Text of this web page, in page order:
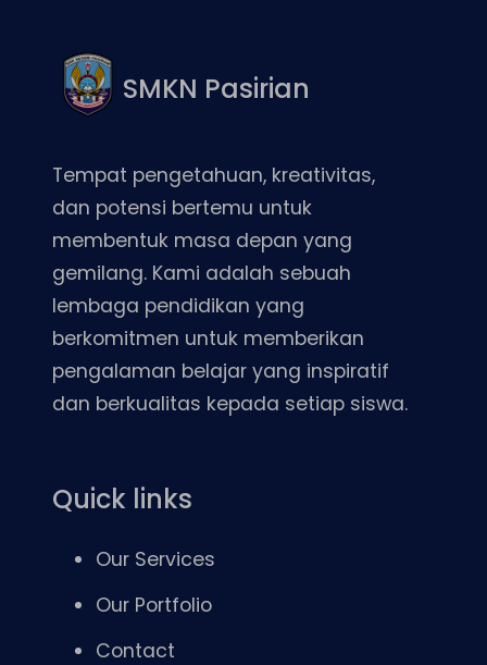
SMKN Pasirian
Tempat pengetahuan, kreativitas,
dan potensi bertemu untuk
membentuk masa depan yang
gemilang. Kami adalah sebuah
lembaga pendidikan yang
berkomitmen untuk memberikan
pengalaman belajar yang inspiratif
dan berkualitas kepada setiap siswa.
Quick links
Our Services
Our Portfolio
Contact